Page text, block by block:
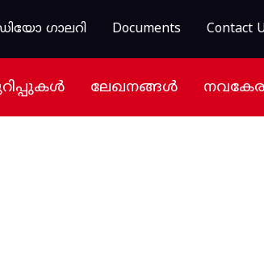
ഗാലറി Documents Contact
ലേഖനങ്ങൾ